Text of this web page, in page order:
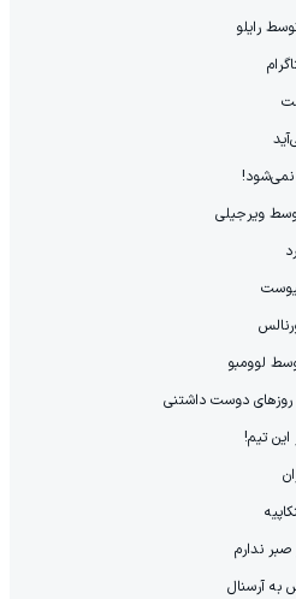
رایلو
نمی‌شود!
ویرجیلی
لوومبو
روزهای دوست داشتنی
این تیم!
ندارم
به آرسنال